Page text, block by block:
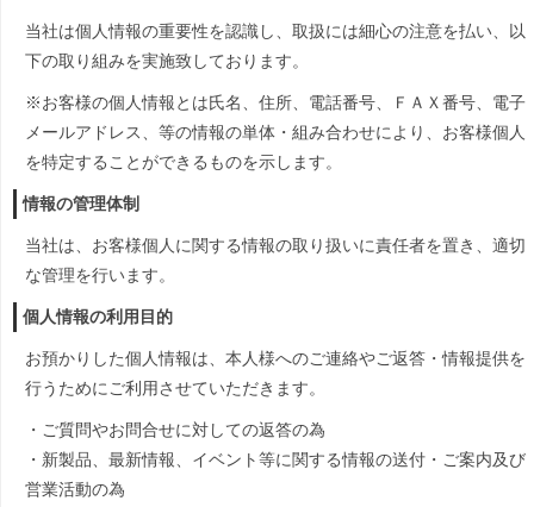
当社は個人情報の重要性を認識し、取扱には細心の注意を払い、以
下の取り組みを実施致しております。
※お客様の個人情報とは氏名、住所、電話番号、ＦＡＸ番号、電子
メールアドレス、等の情報の単体・組み合わせにより、お客様個人
を特定することができるものを示します。
情報の管理体制
当社は、お客様個人に関する情報の取り扱いに責任者を置き、適切
な管理を行います。
個人情報の利用目的
お預かりした個人情報は、本人様へのご連絡やご返答・情報提供を
行うためにご利用させていただきます。
・ご質問やお問合せに対しての返答の為
・新製品、最新情報、イベント等に関する情報の送付・ご案内及び
営業活動の為